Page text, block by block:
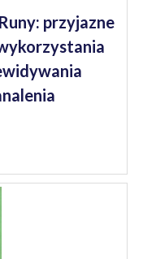
przyjazne